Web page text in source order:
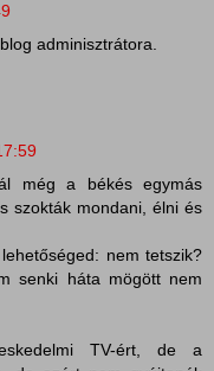
adminisztrátora.
még a békés egymás
szokták mondani, élni és
nem tetszik?
senki háta mögött nem
TV-ért, de a